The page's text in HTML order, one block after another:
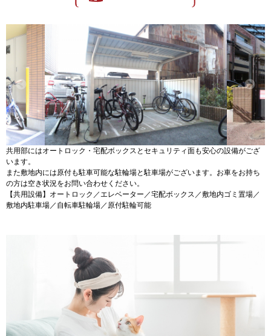
共用部にはオートロック・宅配ボックスとセキュリティ面も安心の設備がござ
います。
また敷地内には原付も駐車可能な駐輪場と駐車場がございます。お車をお持ち
の方は空き状況をお問い合わせください。
【共用設備】オートロック／エレベーター／宅配ボックス／敷地内ゴミ置場／
敷地内駐車場／自転車駐輪場／原付駐輪可能